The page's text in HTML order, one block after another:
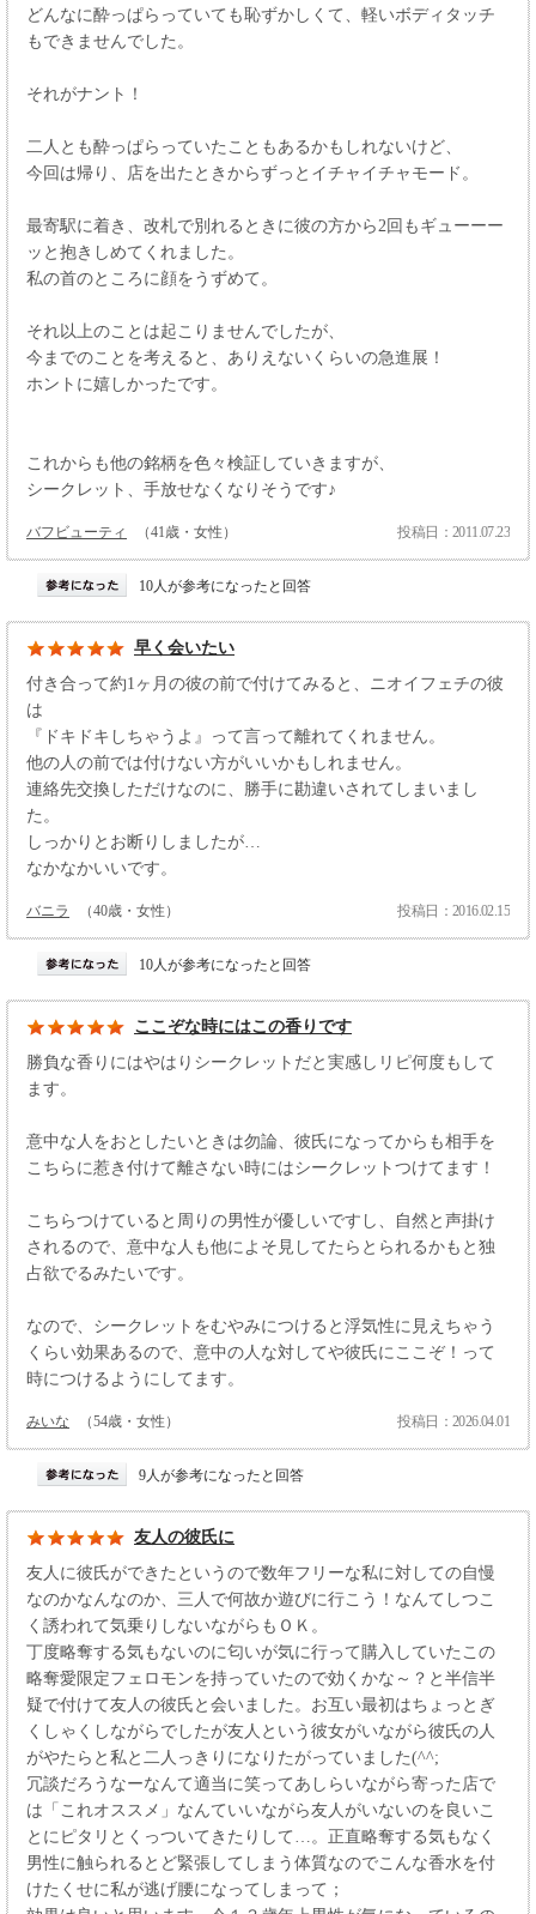
どんなに酔っぱらっていても恥ずかしくて、軽いボディタッチ
もできませんでした。
それがナント！
二人とも酔っぱらっていたこともあるかもしれないけど、
今回は帰り、店を出たときからずっとイチャイチャモード。
最寄駅に着き、改札で別れるときに彼の方から2回もギューーー
ッと抱きしめてくれました。
私の首のところに顔をうずめて。
それ以上のことは起こりませんでしたが、
今までのことを考えると、ありえないくらいの急進展！
ホントに嬉しかったです。
これからも他の銘柄を色々検証していきますが、
シークレット、手放せなくなりそうです♪
バフビューティ （41歳・女性） 投稿日：2011.07.23
10人が参考になったと回答
早く会いたい
付き合って約1ヶ月の彼の前で付けてみると、ニオイフェチの彼
は
『ドキドキしちゃうよ』って言って離れてくれません。
他の人の前では付けない方がいいかもしれません。
連絡先交換しただけなのに、勝手に勘違いされてしまいまし
た。
しっかりとお断りしましたが…
なかなかいいです。
バニラ （40歳・女性） 投稿日：2016.02.15
10人が参考になったと回答
ここぞな時にはこの香りです
勝負な香りにはやはりシークレットだと実感しリピ何度もして
ます。
意中な人をおとしたいときは勿論、彼氏になってからも相手を
こちらに惹き付けて離さない時にはシークレットつけてます！
こちらつけていると周りの男性が優しいですし、自然と声掛け
されるので、意中な人も他によそ見してたらとられるかもと独
占欲でるみたいです。
なので、シークレットをむやみにつけると浮気性に見えちゃう
くらい効果あるので、意中の人な対してや彼氏にここぞ！って
時につけるようにしてます。
みいな （54歳・女性） 投稿日：2026.04.01
9人が参考になったと回答
友人の彼氏に
友人に彼氏ができたというので数年フリーな私に対しての自慢
なのかなんなのか、三人で何故か遊びに行こう！なんてしつこ
く誘われて気乗りしないながらもＯＫ。
丁度略奪する気もないのに匂いが気に行って購入していたこの
略奪愛限定フェロモンを持っていたので効くかな～？と半信半
疑で付けて友人の彼氏と会いました。お互い最初はちょっとぎ
くしゃくしながらでしたが友人という彼女がいながら彼氏の人
がやたらと私と二人っきりになりたがっていました(^^;
冗談だろうなーなんて適当に笑ってあしらいながら寄った店で
は「これオススメ」なんていいながら友人がいないのを良いこ
とにピタリとくっついてきたりして…。正直略奪する気もなく
男性に触られるとど緊張してしまう体質なのでこんな香水を付
けたくせに私が逃げ腰になってしまって；